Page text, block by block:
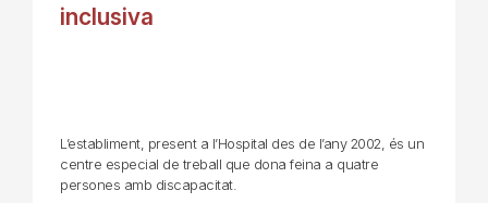
inclusiva
L’establiment, present a l’Hospital des de l’any 2002, és un
centre especial de treball que dona feina a quatre
persones amb discapacitat.